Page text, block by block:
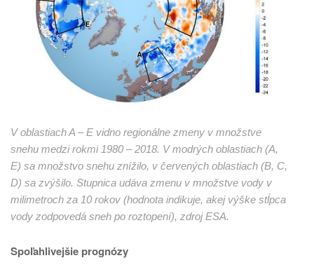
V oblastiach A – E vidno regionálne zmeny v množstve
snehu medzi rokmi 1980 – 2018. V modrých oblastiach (A,
E) sa množstvo snehu znížilo, v červených oblastiach (B, C,
D) sa zvýšilo. Stupnica udáva zmenu v množstve vody v
milimetroch za 10 rokov (hodnota indikuje, akej výške stĺpca
vody zodpovedá sneh po roztopení), zdroj ESA.
Spoľahlivejšie prognózy